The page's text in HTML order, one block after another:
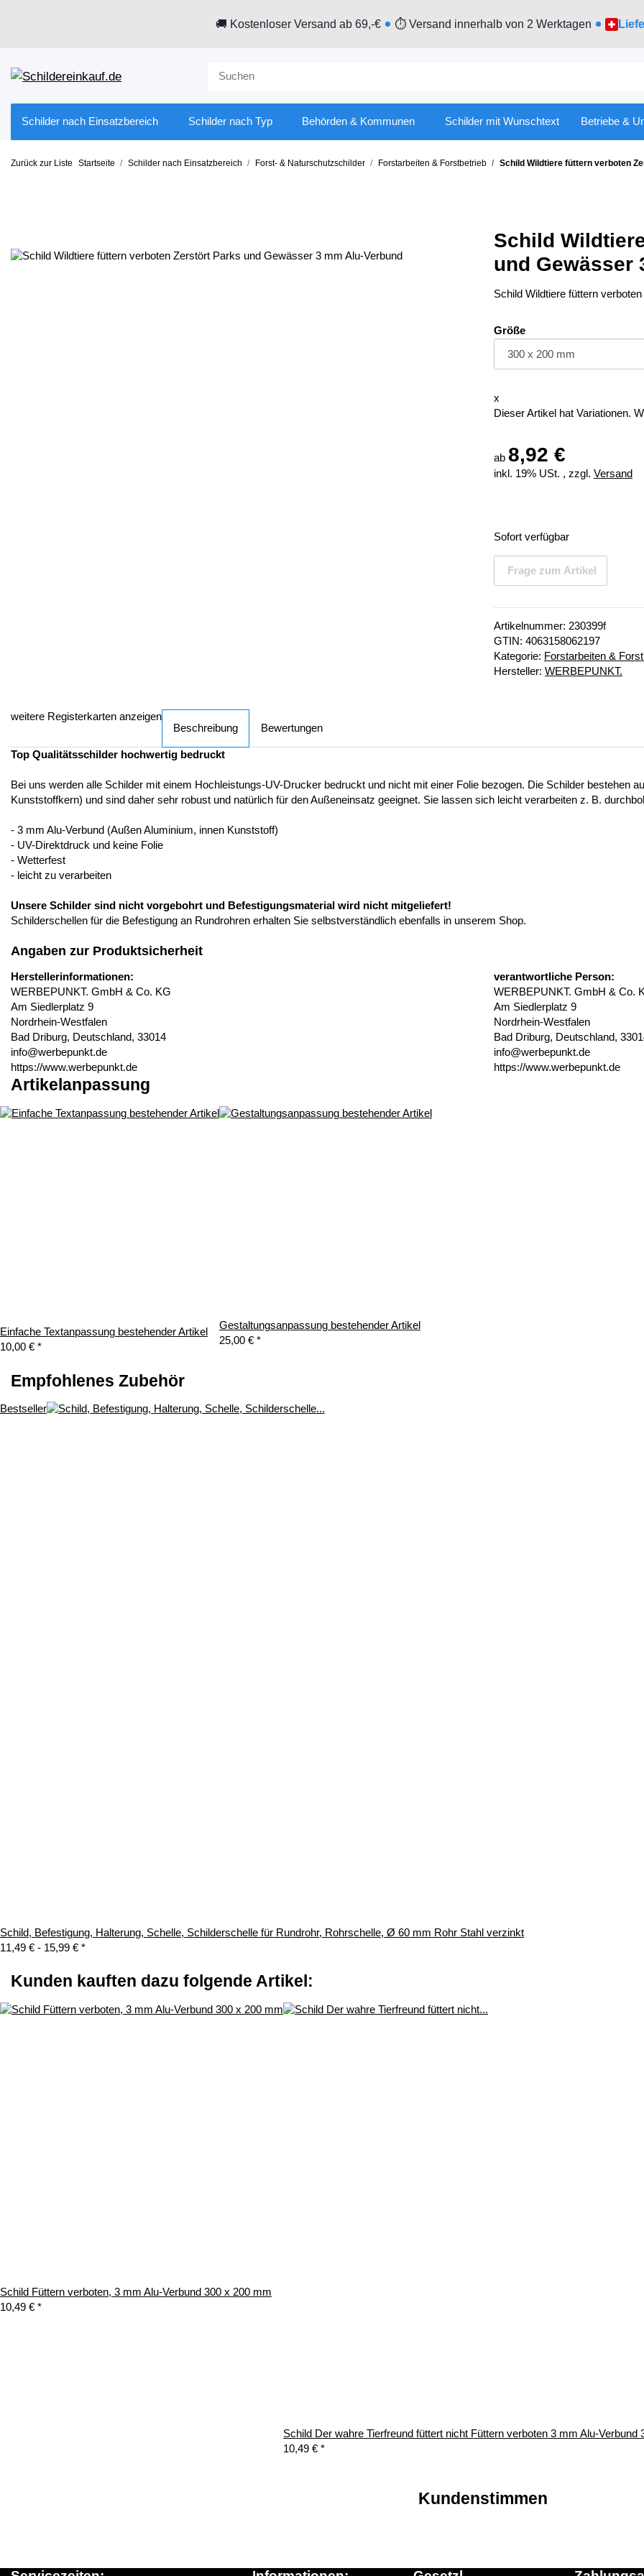
🚚 Kostenloser Versand ab 69,-€ ⏱ Versand innerhalb von 2 Werktagen
Schilder nach Einsatzbereich Schilder nach Typ Behörden & Kommunen Schilder mit Wunschtext Betriebe &
Zurück zur Liste Startseite Schilder nach Einsatzbereich Forst- & Naturschutzschilder Forstarbeiten & Forstbetrieb Schild Wildtiere füttern verboten
Schild
und Gewässer
Schild Wildtiere füttern
Größe
x
Dieser Artikel hat Variationen.
ab 8,92 €
inkl. 19% USt. , zzgl. Versand
Sofort verfügbar
Frage zum Artikel
Artikelnummer: 230399f
GTIN: 4063158062197
Kategorie: Forstarbeiten &
Hersteller: WERBEPUNKT.
weitere Registerkarten anzeigen
Beschreibung
Bewertungen
Top Qualitätsschilder hochwertig bedruckt
Bei uns werden alle Schilder mit einem Hochleistungs-UV-Drucker bedruckt und nicht mit einer Folie bezogen. Die Schilder bestehen
Kunststoffkern) und sind daher sehr robust und natürlich für den Außeneinsatz geeignet. Sie lassen sich leicht verarbeiten z. B.
- 3 mm Alu-Verbund (Außen Aluminium, innen Kunststoff)
- UV-Direktdruck und keine Folie
- Wetterfest
- leicht zu verarbeiten
Unsere Schilder sind nicht vorgebohrt und Befestigungsmaterial wird nicht mitgeliefert!
Schilderschellen für die Befestigung an Rundrohren erhalten Sie selbstverständlich ebenfalls in unserem Shop.
Angaben zur Produktsicherheit
Herstellerinformationen:
WERBEPUNKT. GmbH & Co. KG
Am Siedlerplatz 9
Nordrhein-Westfalen
Bad Driburg, Deutschland, 33014
info@werbepunkt.de
https://www.werbepunkt.de
verantwortliche Person:
WERBEPUNKT. GmbH & Co.
Am Siedlerplatz 9
Nordrhein-Westfalen
Bad Driburg, Deutschland,
info@werbepunkt.de
https://www.werbepunkt.de
Artikelanpassung
Einfache Textanpassung bestehender Artikel
10,00 € *
Gestaltungsanpassung bestehender Artikel
25,00 € *
Empfohlenes Zubehör
Bestseller
Schild, Befestigung, Halterung, Schelle, Schilderschelle für Rundrohr, Rohrschelle, Ø 60 mm Rohr Stahl verzinkt
11,49 € - 15,99 € *
Kunden kauften dazu folgende Artikel:
Schild Füttern verboten, 3 mm Alu-Verbund 300 x 200 mm
10,49 € *
Schild Der wahre Tierfreund füttert nicht Füttern verboten 3 mm Alu-Verbund
10,49 € *
Kundenstimmen